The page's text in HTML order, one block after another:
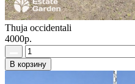
Thuja occidentali
4000р.
В корзину